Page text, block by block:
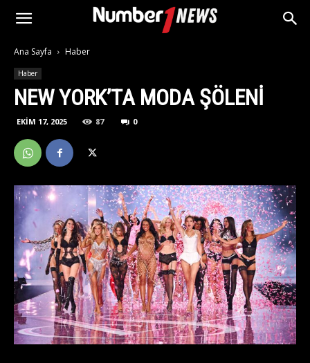
Ana Sayfa Haber
Haber
NEW YORK’TA MODA ŞÖLENI
EKIM 17, 2025 87 0